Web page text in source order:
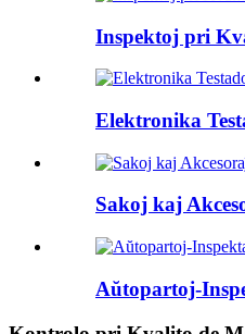
Inspektoj pri
Elektronika
Sakoj kaj
Aŭtopartoj-